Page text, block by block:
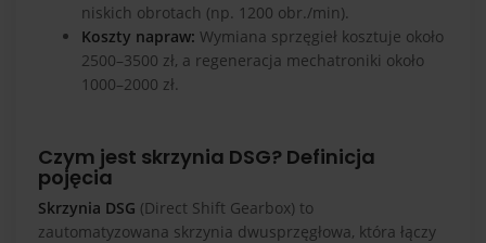
niskich obrotach (np. 1200 obr./min).
Koszty napraw: Wymiana sprzęgieł kosztuje około
2500–3500 zł, a regeneracja mechatroniki około
1000–2000 zł.
Czym jest skrzynia DSG? Definicja
pojęcia
Skrzynia DSG (Direct Shift Gearbox) to
zautomatyzowana skrzynia dwusprzęgłowa, która łączy